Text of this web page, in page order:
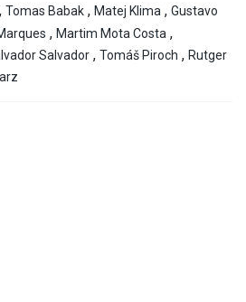
, Tomas Babak , Matej Klima , Gustavo
, Martim Mota Costa ,
Salvador , Tomáš Piroch , Rutger